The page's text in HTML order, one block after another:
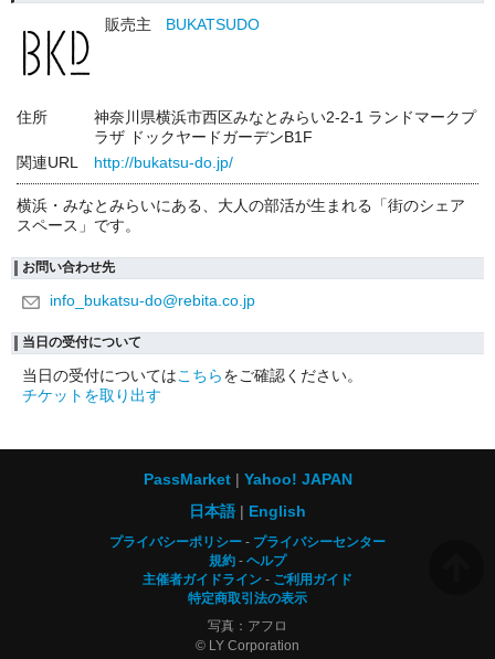
販売主
BUKATSUDO
住所
神奈川県横浜市西区みなとみらい2-2-1 ランドマークプ
ラザ ドックヤードガーデンB1F
関連URL
http://bukatsu-do.jp/
横浜・みなとみらいにある、大人の部活が生まれる「街のシェア
スペース」です。
お問い合わせ先
info_bukatsu-do@rebita.co.jp
当日の受付について
当日の受付についてはこちらをご確認ください。
チケットを取り出す
PassMarket
Yahoo! JAPAN
日本語
English
プライバシーポリシー
プライバシーセンター
規約
ヘルプ
主催者ガイドライン
ご利用ガイド
特定商取引法の表示
写真：アフロ
© LY Corporation